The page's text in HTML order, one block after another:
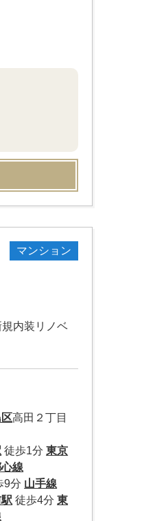
マンション
内装リノベ
高田２丁目
徒歩1分東京
線
9分 山手線
徒歩4分東